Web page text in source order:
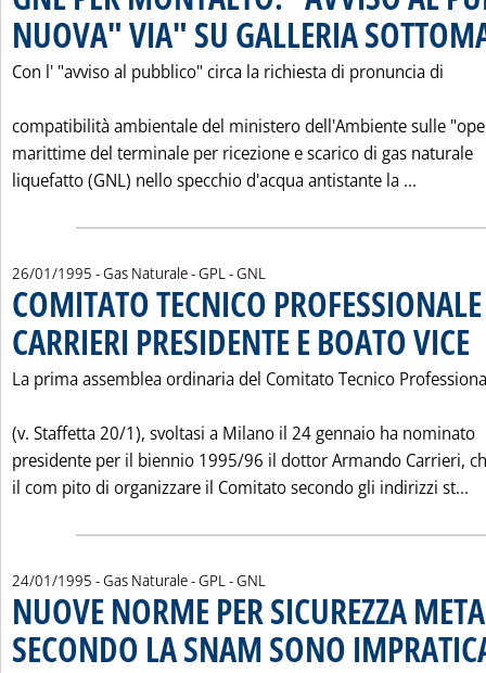
NUOVA" VIA" SU GALLERIA
Con l' "avviso al pubblico" circa la richiesta di pronuncia di
compatibilità ambientale del ministero dell'Ambiente sulle
marittime del terminale per ricezione e scarico di gas naturale
liquefatto (GNL) nello specchio d'acqua antistante la ...
26/01/1995 - Gas Naturale - GPL - GNL
COMITATO TECNICO
CARRIERI PRESIDENTE E BOATO VICE
La prima assemblea ordinaria del Comitato Tecnico
(v. Staffetta 20/1), svoltasi a Milano il 24 gennaio ha nominato
presidente per il biennio 1995/96 il dottor Armando Carrieri,
il com pito di organizzare il Comitato secondo gli indirizzi st...
24/01/1995 - Gas Naturale - GPL - GNL
NUOVE NORME PER SICUREZZA
SECONDO LA SNAM SONO